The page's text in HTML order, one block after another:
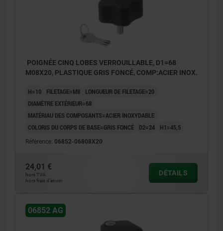
POIGNÉE CINQ LOBES VERROUILLABLE, D1=68
M08X20, PLASTIQUE GRIS FONCÉ, COMP:ACIER INOX.
H=10 FILETAGE=M8
LONGUEUR DE FILETAGE=20
DIAMÈTRE EXTÉRIEUR=68
MATÉRIAU DES COMPOSANTS=ACIER INOXYDABLE
COLORIS DU CORPS DE BASE=GRIS FONCÉ
D2=24 H1=45,5
Référence: 06852-06808X20
24,01 €
hors TVA
hors frais d’envoi
DÉTAILS
06852 AG